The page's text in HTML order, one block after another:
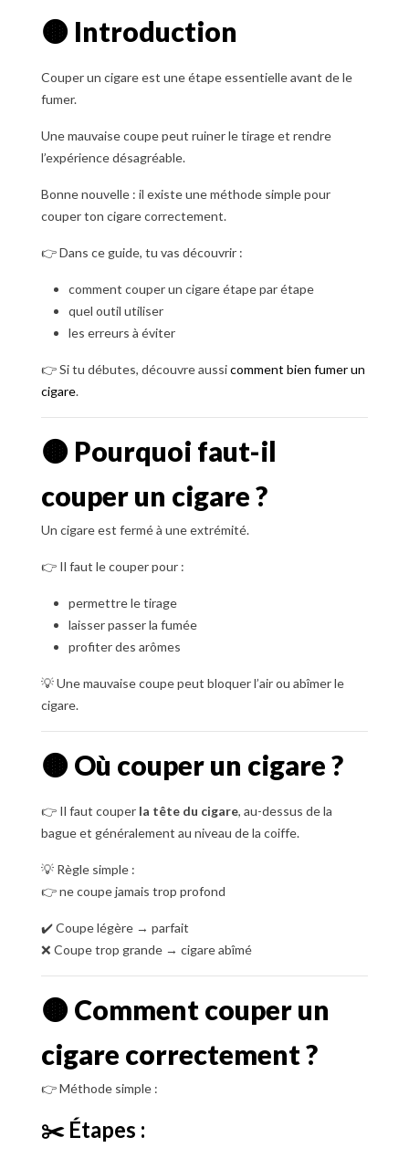
🟤 Introduction
Couper un cigare est une étape essentielle avant de le
fumer.
Une mauvaise coupe peut ruiner le tirage et rendre
l’expérience désagréable.
Bonne nouvelle : il existe une méthode simple pour
couper ton cigare correctement.
👉 Dans ce guide, tu vas découvrir :
comment couper un cigare étape par étape
quel outil utiliser
les erreurs à éviter
👉 Si tu débutes, découvre aussicomment bien fumer un
cigare.
🟤 Pourquoi faut-il
couper un cigare ?
Un cigare est fermé à une extrémité.
👉 Il faut le couper pour :
permettre le tirage
laisser passer la fumée
profiter des arômes
💡 Une mauvaise coupe peut bloquer l’air ou abîmer le
cigare.
🟤 Où couper un cigare ?
👉 Il faut couper la tête du cigare, au-dessus de la
bague et généralement au niveau de la coiffe.
💡 Règle simple :
👉 ne coupe jamais trop profond
✔️ Coupe légère → parfait
❌ Coupe trop grande → cigare abîmé
🟤 Comment couper un
cigare correctement ?
👉 Méthode simple :
✂️ Étapes :